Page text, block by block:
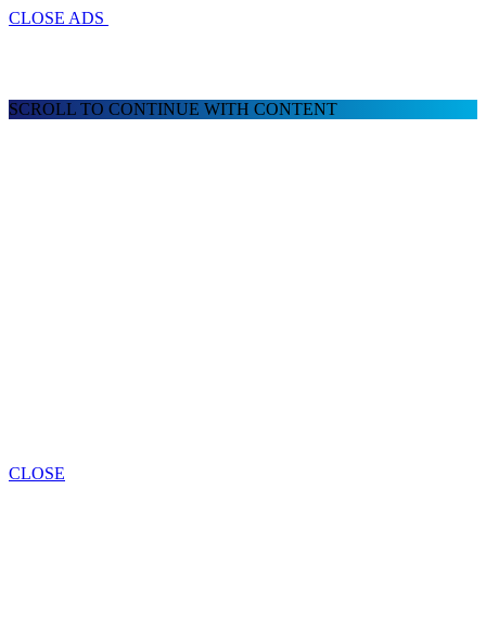
CLOSE ADS
SCROLL TO CONTINUE WITH CONTENT
CLOSE